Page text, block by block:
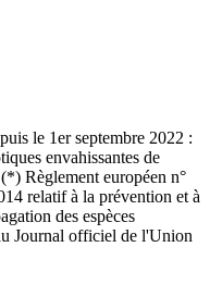
le 1er septembre 2022 :
envahissantes de
Règlement européen n°
relatif à la prévention et à
des espèces
Journal officiel de l'Union